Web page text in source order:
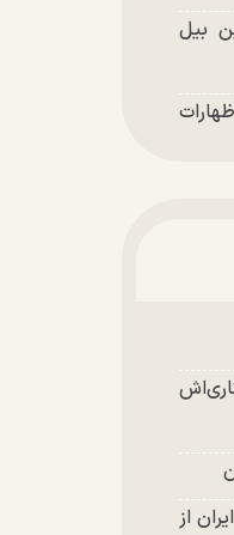
بیل
۱۱ درصدی ایران از